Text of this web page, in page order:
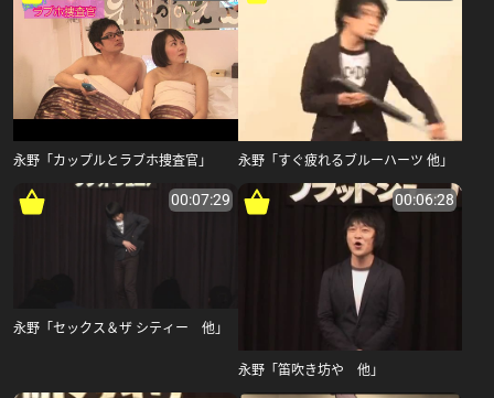
永野「カップルとラブホ捜査官」 永野「すぐ疲れるブルーハーツ 他」
00:07:29
永野「セックス＆ザ シティー 他」
00:06:28
永野「笛吹き坊や 他」